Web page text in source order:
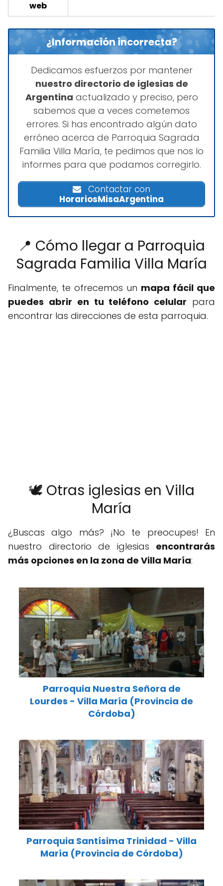
web
¿Información incorrecta?
Dedicamos esfuerzos por mantener
nuestro directorio de iglesias de
Argentina actualizado y preciso, pero
sabemos que a veces cometemos
errores. Si has encontrado algún dato
erróneo acerca de Parroquia Sagrada
Familia Villa María, te pedimos que nos lo
informes para que podamos corregirlo.
Contactar con
HorariosMisaArgentina
📍 Cómo llegar a Parroquia
Sagrada Familia Villa María
Finalmente, te ofrecemos un mapa fácil que
puedes abrir en tu teléfono celular para
encontrar las direcciones de esta parroquia.
🕊️ Otras iglesias en Villa
María
¿Buscas algo más? ¡No te preocupes! En
nuestro directorio de iglesias encontrarás
más opciones en la zona de Villa María:
Parroquia Nuestra Señora de
Lourdes - Villa María (Provincia de
Córdoba)
Parroquia Santísima Trinidad - Villa
María (Provincia de Córdoba)